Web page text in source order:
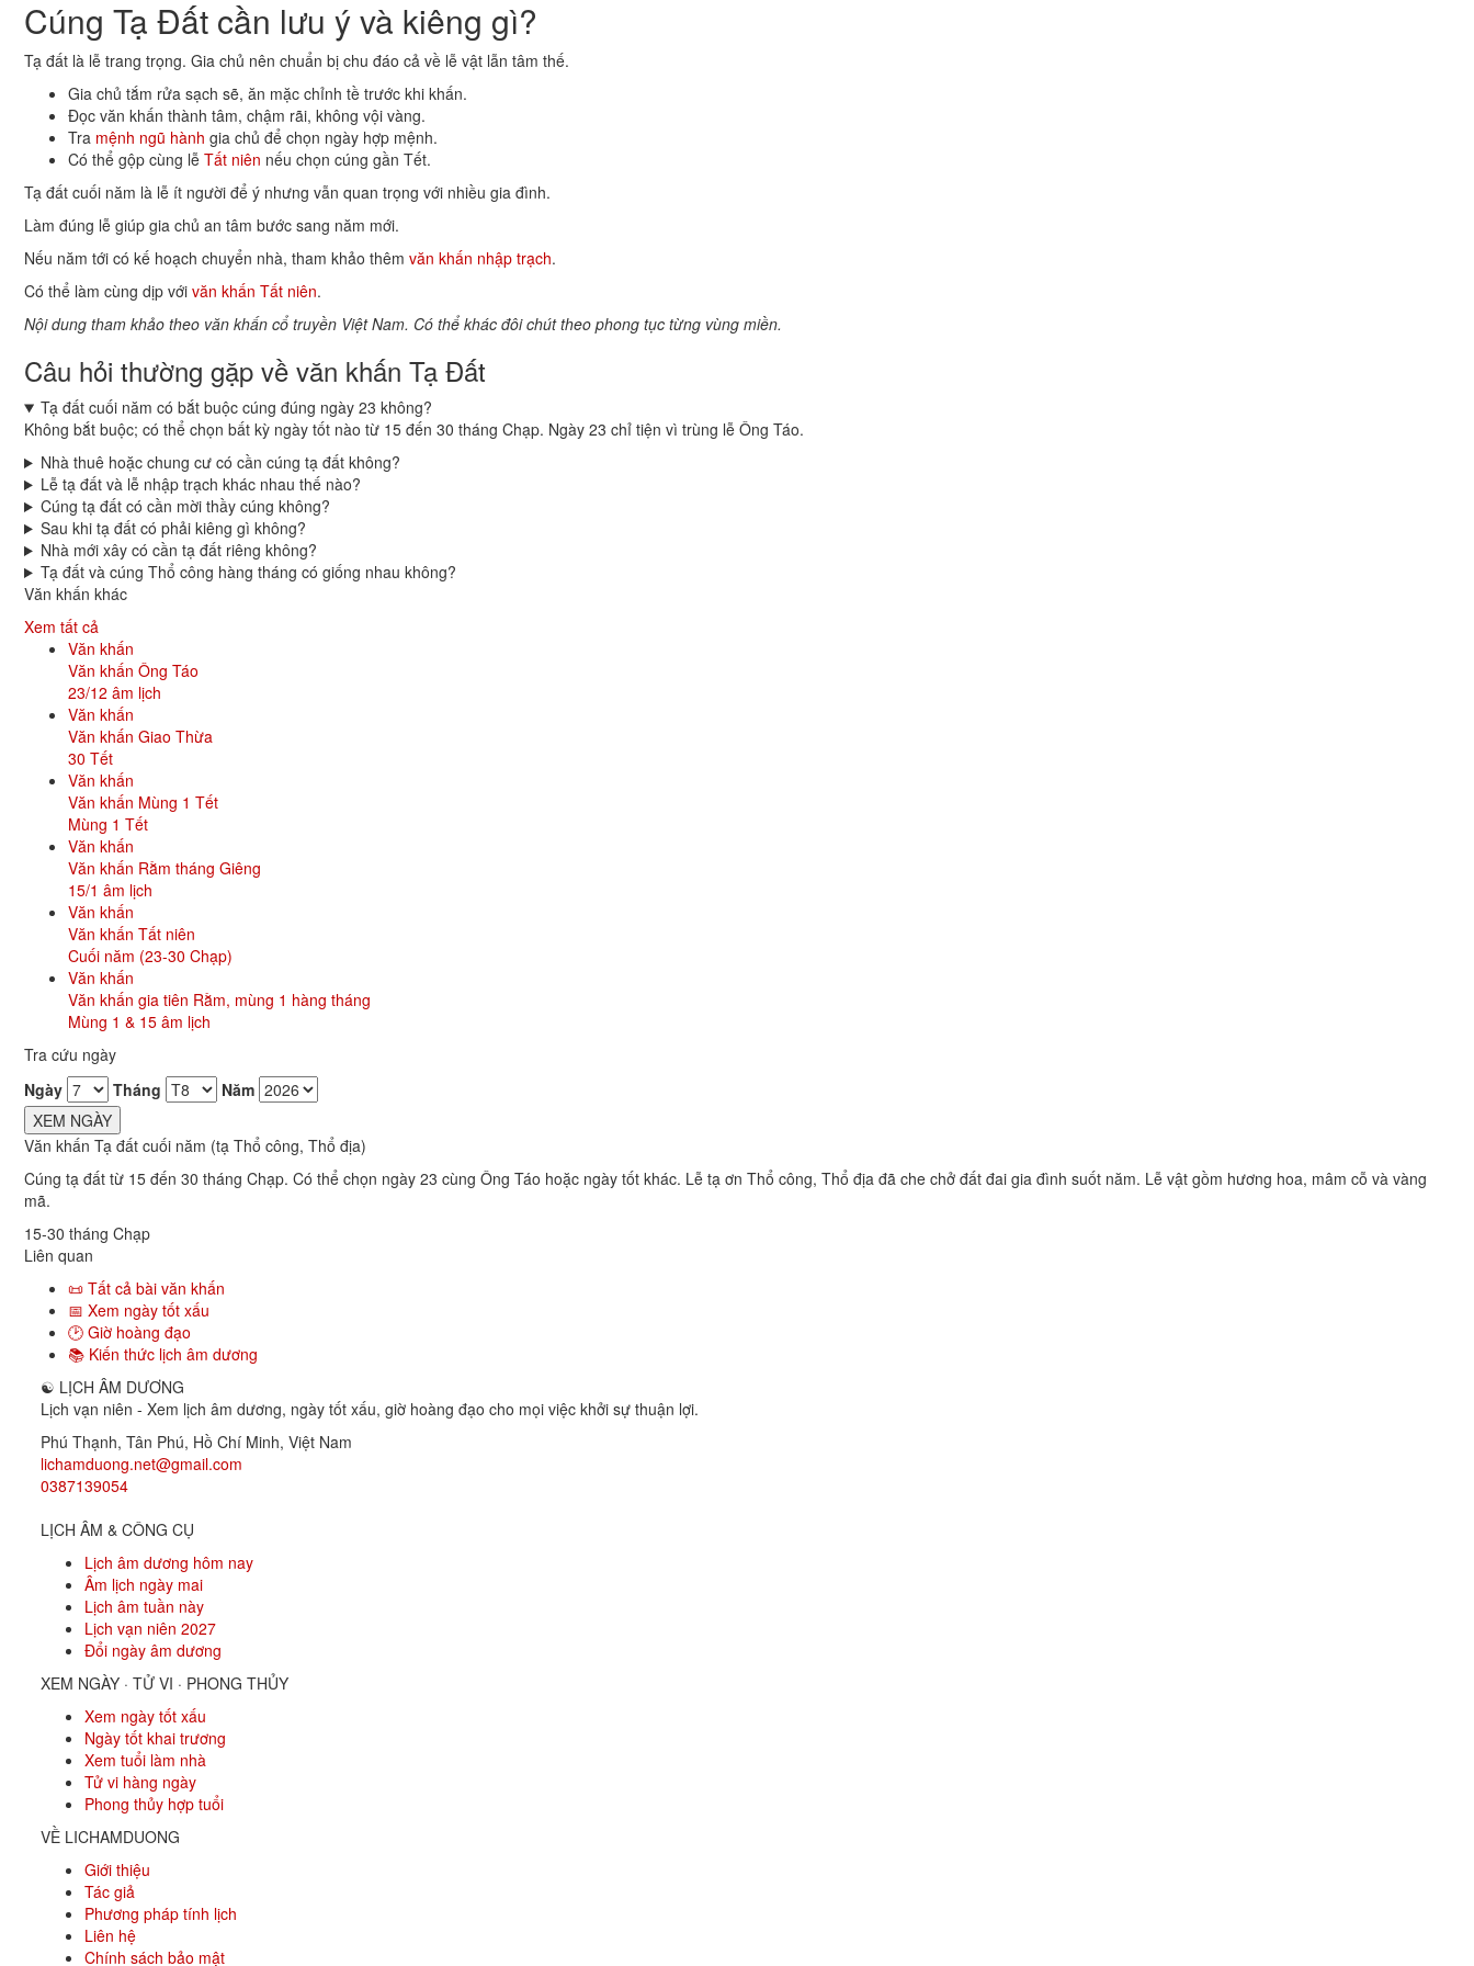
Cúng Tạ Đất cần lưu ý và kiêng gì?
Tạ đất là lễ trang trọng. Gia chủ nên chuẩn bị chu đáo cả về lễ vật lẫn tâm thế.
Gia chủ tắm rửa sạch sẽ, ăn mặc chỉnh tề trước khi khấn.
Đọc văn khấn thành tâm, chậm rãi, không vội vàng.
Tra mệnh ngũ hành gia chủ để chọn ngày hợp mệnh.
Có thể gộp cùng lễ Tất niên nếu chọn cúng gần Tết.
Tạ đất cuối năm là lễ ít người để ý nhưng vẫn quan trọng với nhiều gia đình.
Làm đúng lễ giúp gia chủ an tâm bước sang năm mới.
Nếu năm tới có kế hoạch chuyển nhà, tham khảo thêm văn khấn nhập trạch.
Có thể làm cùng dịp với văn khấn Tất niên.
Nội dung tham khảo theo văn khấn cổ truyền Việt Nam. Có thể khác đôi chút theo phong tục từng vùng miền.
Câu hỏi thường gặp về văn khấn Tạ Đất
Tạ đất cuối năm có bắt buộc cúng đúng ngày 23 không?
Không bắt buộc; có thể chọn bất kỳ ngày tốt nào từ 15 đến 30 tháng Chạp. Ngày 23 chỉ tiện vì trùng lễ Ông Táo.
Nhà thuê hoặc chung cư có cần cúng tạ đất không?
Lễ tạ đất và lễ nhập trạch khác nhau thế nào?
Cúng tạ đất có cần mời thầy cúng không?
Sau khi tạ đất có phải kiêng gì không?
Nhà mới xây có cần tạ đất riêng không?
Tạ đất và cúng Thổ công hàng tháng có giống nhau không?
Văn khấn khác
Xem tất cả
Văn khấn
Văn khấn Ông Táo
23/12 âm lịch
Văn khấn
Văn khấn Giao Thừa
30 Tết
Văn khấn
Văn khấn Mùng 1 Tết
Mùng 1 Tết
Văn khấn
Văn khấn Rằm tháng Giêng
15/1 âm lịch
Văn khấn
Văn khấn Tất niên
Cuối năm (23-30 Chạp)
Văn khấn
Văn khấn gia tiên Rằm, mùng 1 hàng tháng
Mùng 1 & 15 âm lịch
Tra cứu ngày
Ngày
Tháng
Năm
XEM NGÀY
Văn khấn Tạ đất cuối năm (tạ Thổ công, Thổ địa)
Cúng tạ đất từ 15 đến 30 tháng Chạp. Có thể chọn ngày 23 cùng Ông Táo hoặc ngày tốt khác. Lễ tạ ơn Thổ công, Thổ địa đã che chở đất đai gia đình suốt năm. Lễ vật gồm hương hoa, mâm cỗ và vàng
mã.
15-30 tháng Chạp
Liên quan
📜 Tất cả bài văn khấn
📅 Xem ngày tốt xấu
🕑 Giờ hoàng đạo
📚 Kiến thức lịch âm dương
☯ LỊCH ÂM DƯƠNG
Lịch vạn niên - Xem lịch âm dương, ngày tốt xấu, giờ hoàng đạo cho mọi việc khởi sự thuận lợi.
Phú Thạnh, Tân Phú, Hồ Chí Minh, Việt Nam
lichamduong.net@gmail.com
0387139054
LỊCH ÂM & CÔNG CỤ
Lịch âm dương hôm nay
Âm lịch ngày mai
Lịch âm tuần này
Lịch vạn niên 2027
Đổi ngày âm dương
XEM NGÀY · TỬ VI · PHONG THỦY
Xem ngày tốt xấu
Ngày tốt khai trương
Xem tuổi làm nhà
Tử vi hàng ngày
Phong thủy hợp tuổi
VỀ LICHAMDUONG
Giới thiệu
Tác giả
Phương pháp tính lịch
Liên hệ
Chính sách bảo mật